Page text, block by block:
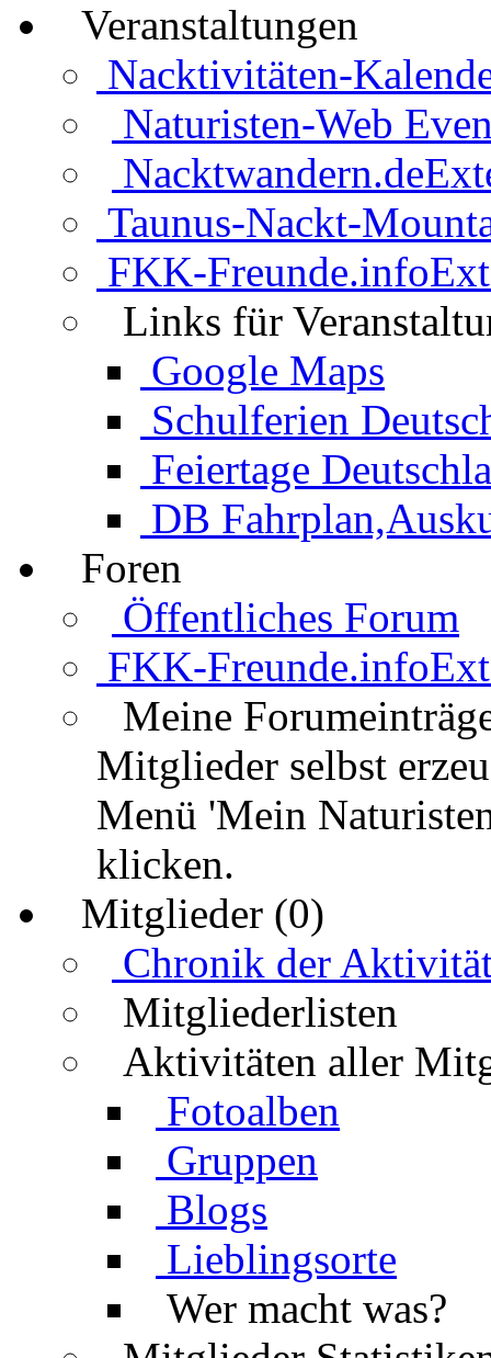
Veranstaltungen
Nacktivitäten-
Naturisten-Web
Nacktwandern.de
Taunus-Nackt-
FKK-Freunde.info
Links für
Google Maps
Schulferien
Feiertage
DB
Foren
Öffentliches Forum
FKK-Freunde.info
Meine
Mitglieder selbst
Menü 'Mein
klicken.
Mitglieder (0)
Chronik der
Mitgliederlisten
Aktivitäten aller
Fotoalben
Gruppen
Blogs
Lieblingsorte
Wer macht was?